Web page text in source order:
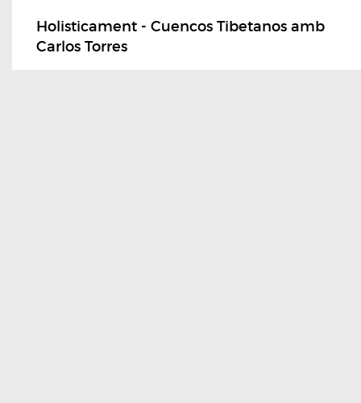
Holisticament - Cuencos Tibetanos amb
Carlos Torres